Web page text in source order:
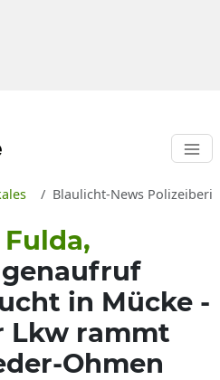
Blaulicht-News
in Mücke -
Lkw rammt
Ohmen